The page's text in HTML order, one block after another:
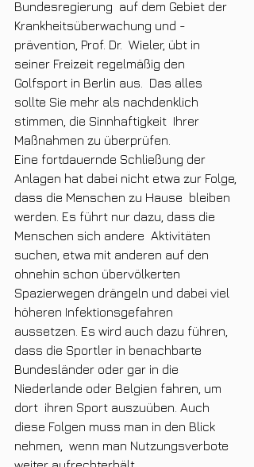
Bundesregierung  auf dem Gebiet der
Krankheitsüberwachung und -
prävention, Prof. Dr.  Wieler, übt in
seiner Freizeit regelmäßig den
Golfsport in Berlin aus.  Das alles
sollte Sie mehr als nachdenklich
stimmen, die Sinnhaftigkeit  Ihrer
Maßnahmen zu überprüfen.
Eine fortdauernde Schließung der
Anlagen hat dabei nicht etwa zur Folge,
dass die Menschen zu Hause  bleiben
werden. Es führt nur dazu, dass die
Menschen sich andere  Aktivitäten
suchen, etwa mit anderen auf den
ohnehin schon übervölkerten
Spazierwegen drängeln und dabei viel
höheren Infektionsgefahren
aussetzen. Es wird auch dazu führen,
dass die Sportler in benachbarte
Bundesländer oder gar in die
Niederlande oder Belgien fahren, um
dort  ihren Sport auszuüben. Auch
diese Folgen muss man in den Blick
nehmen,  wenn man Nutzungsverbote